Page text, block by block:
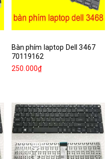
Bàn phím laptop Dell 3467
70119162
250.000₫